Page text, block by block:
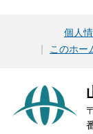
個人
このホー